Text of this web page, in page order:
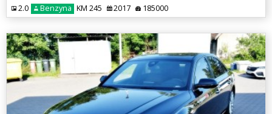
2.0 Benzyna KM 245 2017 185000